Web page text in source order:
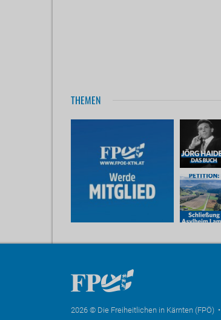
THEMEN
2026 © Die Freiheitlichen in Kärnten (FPÖ) •